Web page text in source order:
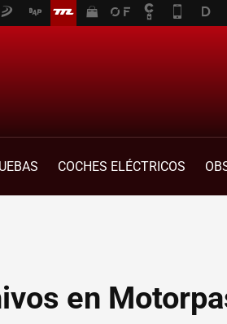
COCHES ELÉCTRICOS
en